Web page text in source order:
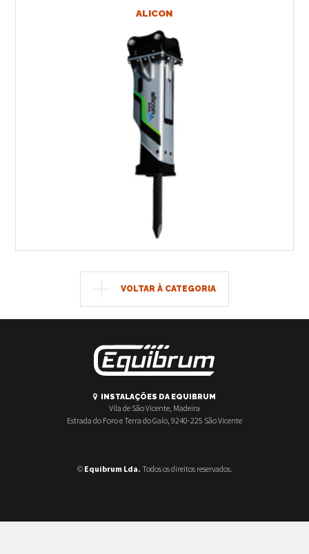
ALICON
VOLTAR À CATEGORIA
INSTALAÇÕES DA EQUIBRUM
Vila de São Vicente, Madeira
Estrada do Foro e Terra do Galo, 9240-225 São Vicente
© Equibrum Lda. Todos os direitos reservados.